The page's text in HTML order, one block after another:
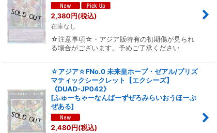
2,380円(税込)
在庫なし
☆注意事項☆・アジア版特有の初期傷が見られ
る場合がございます。予めご了承ください
☆アジア☆FNo.0 未来皇ホープ・ゼアル/プリズ
マティックシークレット【エクシーズ】
《DUAD-JP042》
[ふゅーちゃーなんばーずぜろみらいおうほーぷ
ぜある]
2,480円(税込)